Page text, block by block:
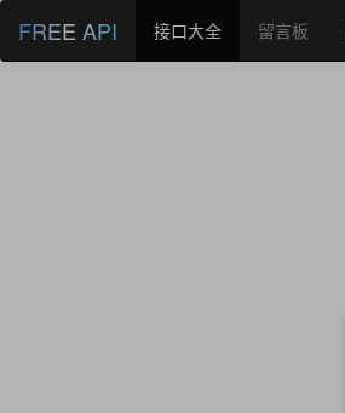
FREE API 接口大全 留言板